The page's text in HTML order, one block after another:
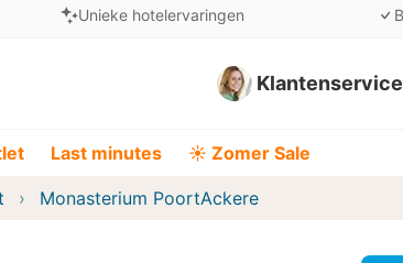
Unieke hotelervaringen
Klantenservice
Last minutes ☀️ Zomer Sale
Monasterium PoortAckere